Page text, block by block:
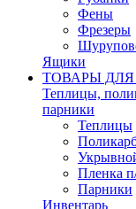
Фены
Фрезеры
Ящики
ТОВАРЫ
Теплицы,
парники
Теплицы
Пленка
Парники
Инвентарь